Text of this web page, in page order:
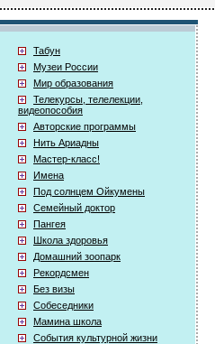
Табун
Музеи России
Мир образования
Телекурсы, телелекции,
видеопособия
Авторские программы
Нить Ариадны
Мастер-класс!
Имена
Под солнцем Ойкумены
Семейный доктор
Пангея
Школа здоровья
Домашний зоопарк
Рекордсмен
Без визы
Собеседники
Мамина школа
События культурной жизни